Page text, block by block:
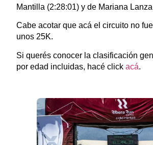
Mantilla (2:28:01) y de Mariana
Cabe acotar que acá el circuito no
unos 25K.
Si querés conocer la clasificación
por edad incluidas, hacé click acá.